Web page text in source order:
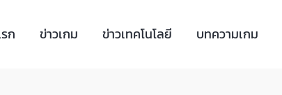
ก ข่าวเกม ข่าวเทคโนโลยี บทความเกม